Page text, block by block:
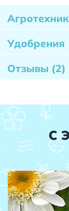
Удобрения
Отзывы (2)
С